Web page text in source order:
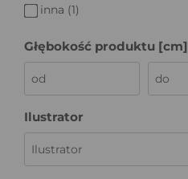
inna (1)
Głębokość produktu [cm]
Ilustrator